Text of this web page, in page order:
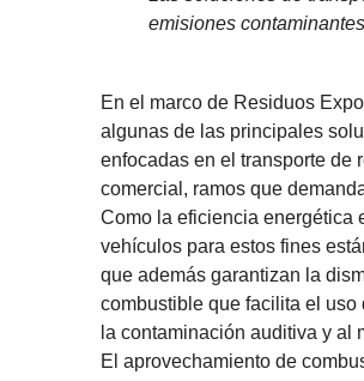
emisiones
En el marco de Residuos
algunas de las principales
enfocadas en el transporte de
comercial, ramos que
Como la eficiencia energética
vehículos para estos fines
que además garantizan la
combustible que facilita el
la contaminación auditiva y al
El aprovechamiento de